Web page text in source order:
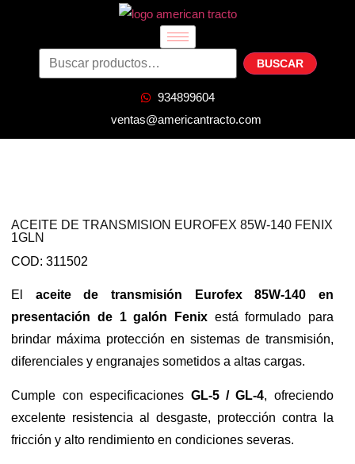
BUSCAR
934899604
ventas@americantracto.com
ACEITE DE TRANSMISION EUROFEX 85W-140 FENIX
1GLN
COD: 311502
El aceite de transmisión Eurofex 85W-140 en
presentación de 1 galón Fenixestá formulado para
brindar máxima protección en sistemas de transmisión,
diferenciales y engranajes sometidos a altas cargas.
Cumple con especificaciones GL-5 / GL-4, ofreciendo
excelente resistencia al desgaste, protección contra la
fricción y alto rendimiento en condiciones severas.